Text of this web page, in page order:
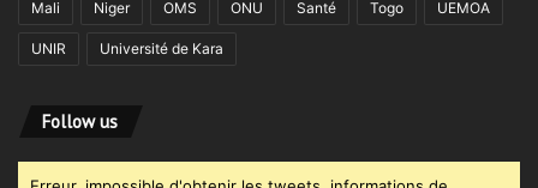
Mali Niger OMS ONU Santé Togo UEMOA
UNIR Université de Kara
Follow us